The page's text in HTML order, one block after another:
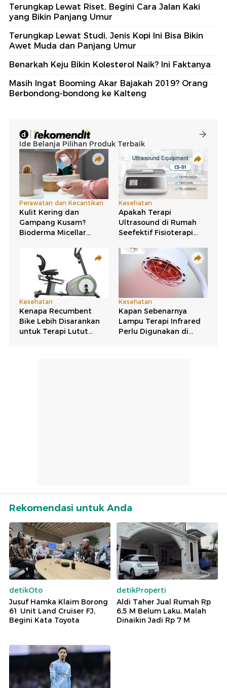
Terungkap Lewat Riset, Begini Cara Jalan Kaki
yang Bikin Panjang Umur
Terungkap Lewat Studi, Jenis Kopi Ini Bisa Bikin
Awet Muda dan Panjang Umur
Benarkah Keju Bikin Kolesterol Naik? Ini Faktanya
Masih Ingat Booming Akar Bajakah 2019? Orang
Berbondong-bondong ke Kalteng
Rekomendasi untuk Anda
detikOto
Jusuf Hamka Klaim Borong
61 Unit Land Cruiser FJ,
Begini Kata Toyota
detikProperti
Aldi Taher Jual Rumah Rp
6,5 M Belum Laku, Malah
Dinaikin Jadi Rp 7 M